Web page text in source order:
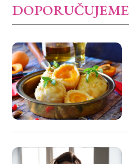
DOPORUČUJEME